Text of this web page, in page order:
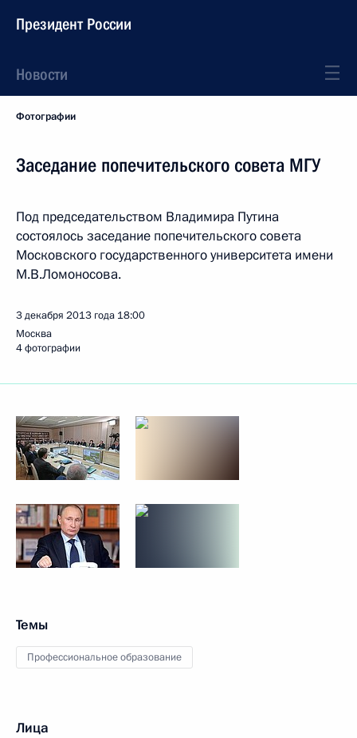
Президент России
Новости
Фотографии
Заседание попечительского совета МГУ
Под председательством Владимира Путина
состоялось заседание попечительского совета
Московского государственного университета имени
М.В.Ломоносова.
3 декабря 2013 года 18:00
Москва
4 фотографии
Темы
Профессиональное образование
Лица